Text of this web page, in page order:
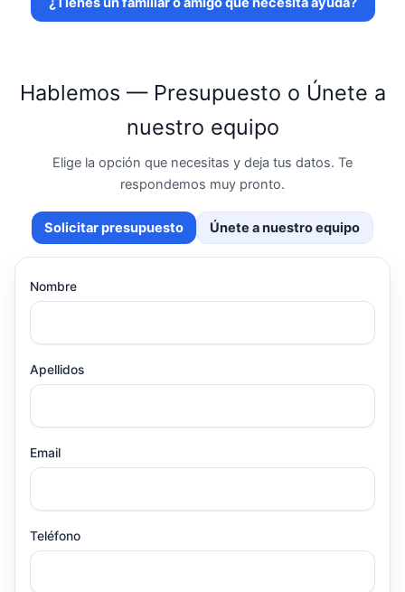
Hablemos — Presupuesto o Únete a
nuestro equipo
Elige la opción que necesitas y deja tus datos. Te
respondemos muy pronto.
Solicitar presupuesto Únete a nuestro equipo
Nombre
Apellidos
Email
Teléfono